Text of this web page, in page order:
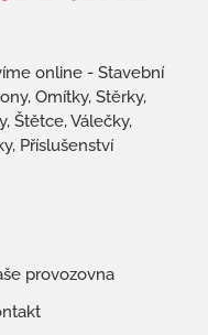
online - Stavební
Omítky, Stěrky,
Štětce, Válečky,
Příslušenství
provozovna